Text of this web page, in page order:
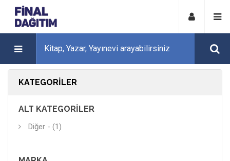
KATEGORILER
ALT KATEGORILER
Diğer - (1)